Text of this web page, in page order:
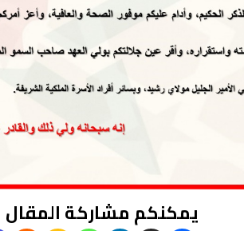
يمكنكم مشاركة